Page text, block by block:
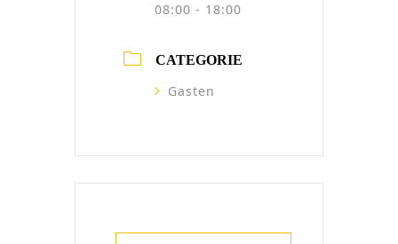
08:00 - 18:00
CATEGORIE
Gasten